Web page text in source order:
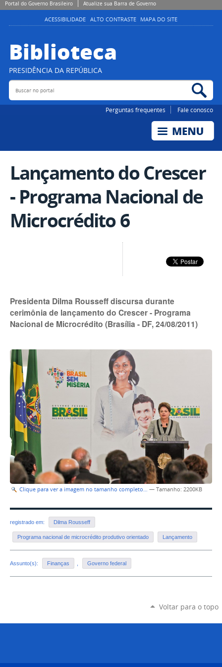
Portal do Governo Brasileiro Atualize sua Barra de Governo
ACESSIBILIDADE ALTO CONTRASTE MAPA DO SITE
Biblioteca
PRESIDÊNCIA DA REPÚBLICA
Buscar no portal
Perguntas frequentes Fale conosco
Lançamento do Crescer
- Programa Nacional de
Microcrédito 6
Presidenta Dilma Rousseff discursa durante
cerimônia de lançamento do Crescer - Programa
Nacional de Microcrédito (Brasília - DF, 24/08/2011)
Clique para ver a imagem no tamanho completo… — Tamanho: 2200KB
registrado em: Dilma Rousseff
Programa nacional de microcrédito produtivo orientado Lançamento
Assunto(s): Finanças Governo federal
Voltar para o topo